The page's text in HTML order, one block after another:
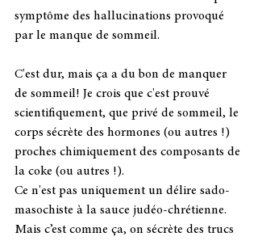
symptôme des hallucinations provoqué
par le manque de sommeil.
C'est dur, mais ça a du bon de manquer
de sommeil! Je crois que c'est prouvé
scientifiquement, que privé de sommeil, le
corps sécrète des hormones (ou autres !)
proches chimiquement des composants de
la coke (ou autres !).
Ce n'est pas uniquement un délire sado-
masochiste à la sauce judéo-chrétienne.
Mais c’est comme ça, on sécrète des trucs